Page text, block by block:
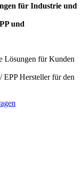
für Industrie und
und
Lösungen für Kunden
EPP Hersteller für den